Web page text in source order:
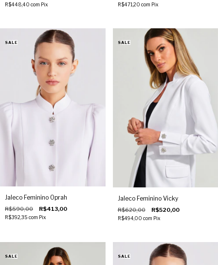
R$448,40 com Pix R$471,20 com Pix
Jaleco Feminino Oprah
R$590,00 R$413,00
R$392,35 com Pix
Jaleco Feminino Vicky
R$620,00 R$520,00
R$494,00 com Pix